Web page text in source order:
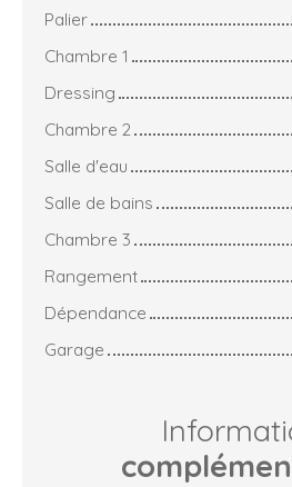
Palier
Chambre 1
Dressing
Chambre 2
Salle d'eau
Salle de bains
Chambre 3
Rangement
Dépendance
Garage